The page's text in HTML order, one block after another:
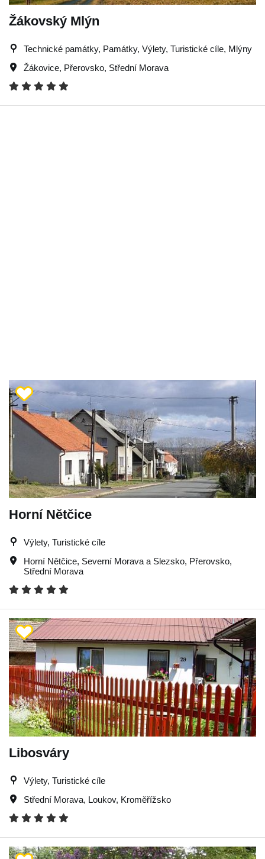
Žákovský Mlýn
Technické památky, Památky, Výlety, Turistické cíle, Mlýny
Žákovice, Přerovsko, Střední Morava
Horní Nětčice
Výlety, Turistické cíle
Horní Nětčice, Severní Morava a Slezsko, Přerovsko,
Střední Morava
Libosváry
Výlety, Turistické cíle
Střední Morava, Loukov, Kroměřížsko